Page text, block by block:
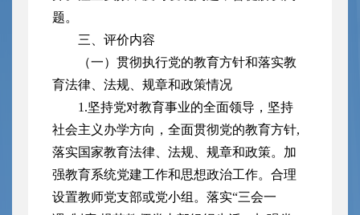
题。
三、评价内容
（一）贯彻执行党的教育方针和落实教
育法律、法规、规章和政策情况
1.坚持党对教育事业的全面领导，坚持
社会主义办学方向，全面贯彻党的教育方针,
落实国家教育法律、法规、规章和政策。加
强教育系统党建工作和思想政治工作。合理
设置教师党支部或党小组。落实“三会一